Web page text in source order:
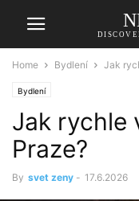
Home Bydlení Jak
Bydlení
Jak rychle
Praze?
By svet zeny - 17.6.2026